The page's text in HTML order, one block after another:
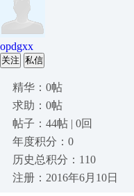
opdgxx
关注 私信
精华：0帖
求助：0帖
帖子：44帖 | 0回
年度积分：0
历史总积分：110
注册：2016年6月10日